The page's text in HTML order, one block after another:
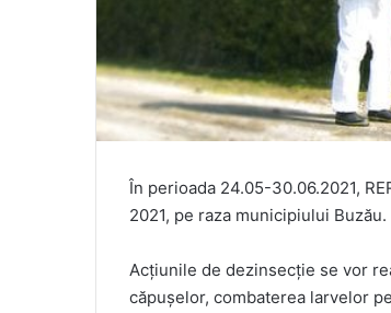
În perioada 24.05-30.06.2021,
2021, pe raza municipiului Buzău.
Acțiunile de dezinsecție se vor
căpușelor, combaterea larvelor